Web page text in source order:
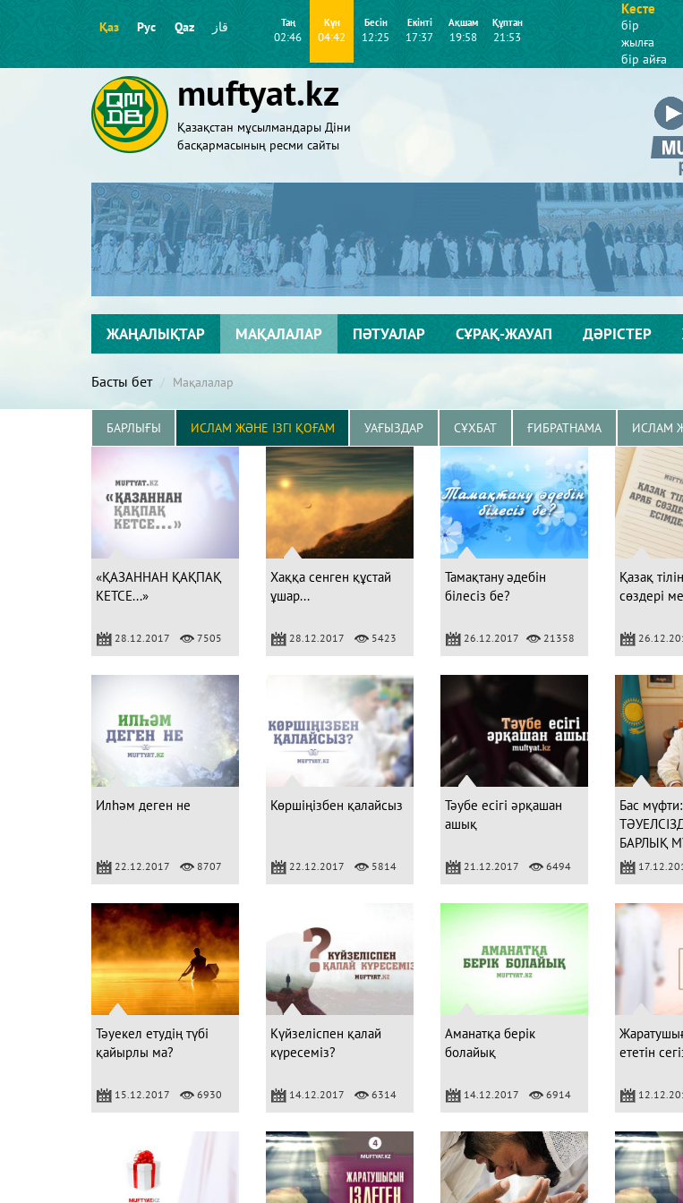
Қаз Рус Qaz قاز Таң
02:46
Күн
04:42
Бесін
12:25
Екінті
17:37
Ақшам
19:58
Құптан
21:53
Кесте
бір
жылға
бір айға
muftyat.kz
Қазақстан мұсылмандары Діни
басқармасының ресми сайты
ЖАҢАЛЫҚТАР МАҚАЛАЛАР ПӘТУАЛАР СҰРАҚ-ЖАУАП ДӘРІСТЕР
Басты бет Мақалалар
БАРЛЫҒЫ ИСЛАМ ЖӘНЕ ІЗГІ ҚОҒАМ УАҒЫЗДАР СҰХБАТ ҒИБРАТНАМА ИСЛАМ
«ҚАЗАННАН ҚАҚПАҚ
КЕТСЕ...»
28.12.2017 7505
Хаққа сенген құстай
ұшар...
28.12.2017 5423
Тамақтану әдебін
білесіз бе?
26.12.2017 21358
Қазақ
сөздері
Илһәм деген не
22.12.2017 8707
Көршіңізбен қалайсыз
22.12.2017 5814
Тәубе есігі әрқашан
ашық
21.12.2017 6494
Бас мүфти:
БАРЛЫҚ
БИІК
Тәуекел етудің түбі
қайырлы ма?
15.12.2017 6930
Күйзеліспен қалай
күресеміз?
14.12.2017 6314
Аманатқа берік
болайық
14.12.2017 6914
ететін